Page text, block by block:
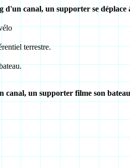
canal, un supporter se déplace
terrestre.
canal, un supporter filme son